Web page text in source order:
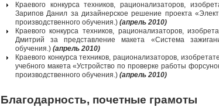
Краевого конкурса техников, рационализаторов,
Зарипов Данил за дизайнерское решение проекта
производственного обучения.)(апрель 2010)
Краевого конкурса техников, рационализаторов,
Дмитрий за представление макета «Система
обучения.)(апрель 2010)
Краевого конкурса техников, рационализаторов,
учебного макета «Устройство по проверке работы
производственного обучения.)(апрель 2010)
Благодарность, почетные грамоты